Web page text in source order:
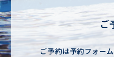
ご
ご予約は予約フォー